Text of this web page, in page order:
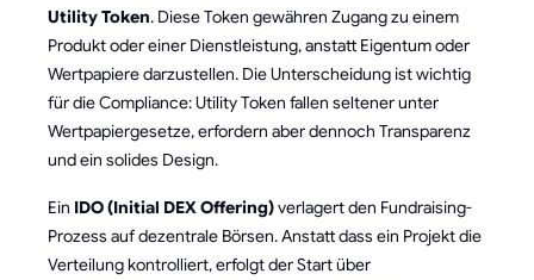
Utility Token. Diese Token gewähren Zugang zu einem
Produkt oder einer Dienstleistung, anstatt Eigentum oder
Wertpapiere darzustellen. Die Unterscheidung ist wichtig
für die Compliance: Utility Token fallen seltener unter
Wertpapiergesetze, erfordern aber dennoch Transparenz
und ein solides Design.
Ein IDO (Initial DEX Offering)verlagert den Fundraising-
Prozess auf dezentrale Börsen. Anstatt dass ein Projekt die
Verteilung kontrolliert, erfolgt der Start über